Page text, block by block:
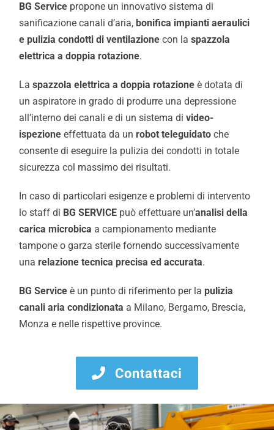
BG Service propone un innovativo sistema di
sanificazione canali d’aria, bonifica impianti aeraulici
e pulizia condotti di ventilazione con laspazzola
elettrica a doppia rotazione.
Laspazzola elettrica a doppia rotazione è dotata di
un aspiratore in grado di produrre una depressione
all’interno dei canali e di un sistema divideo-
ispezione effettuata da unrobot teleguidato che
consente di eseguire la pulizia dei condotti in totale
sicurezza col massimo dei risultati.
In caso di particolari esigenze e problemi di intervento
lo staff di BG SERVICE può effettuare un’analisi della
carica microbica a campionamento mediante
tampone o garza sterile fornendo successivamente
unarelazione tecnica precisa ed accurata.
BG Service è un punto di riferimento per lapulizia
canali aria condizionata a Milano, Bergamo, Brescia,
Monza e nelle rispettive province.
Contattaci